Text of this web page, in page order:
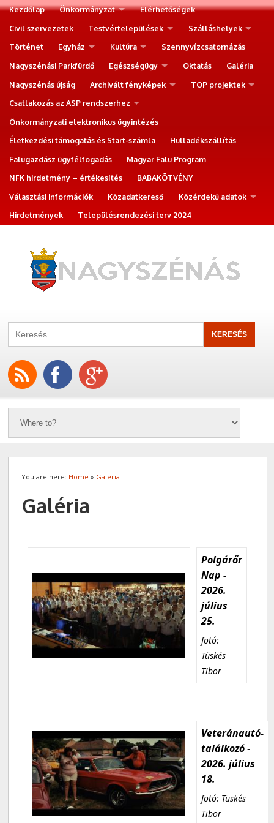
Kezdőlap Önkormányzat
Elérhetőségek
Civil szervezetek
Testvértelepülések
Szálláshelyek
Történet
Egyház Kultúra
Szennyvízcsatornázás
Nagyszénási Parkfürdő
Egészségügy Oktatás
Galéria
Nagyszénás újság
Archivált fényképek
TOP projektek
Csatlakozás az ASP rendszerhez
Önkormányzati elektronikus ügyintézés
Életkezdési támogatás és Start-számla
Hulladékszállítás
Falugazdász ügyfélfogadás
Magyar Falu Program
NFK hirdetmény – értékesítés
BABAKÖTVÉNY
Választási információk
Közadatkereső
Közérdekű adatok
Hirdetmények
Településrendezési terv 2024
You are here: Home » Galéria
Galéria
Polgárőr
Nap -
2026.
július
25.
fotó:
Tüskés
Tibor
Veteránautó-
találkozó -
2026. július
18.
fotó: Tüskés
Tibor